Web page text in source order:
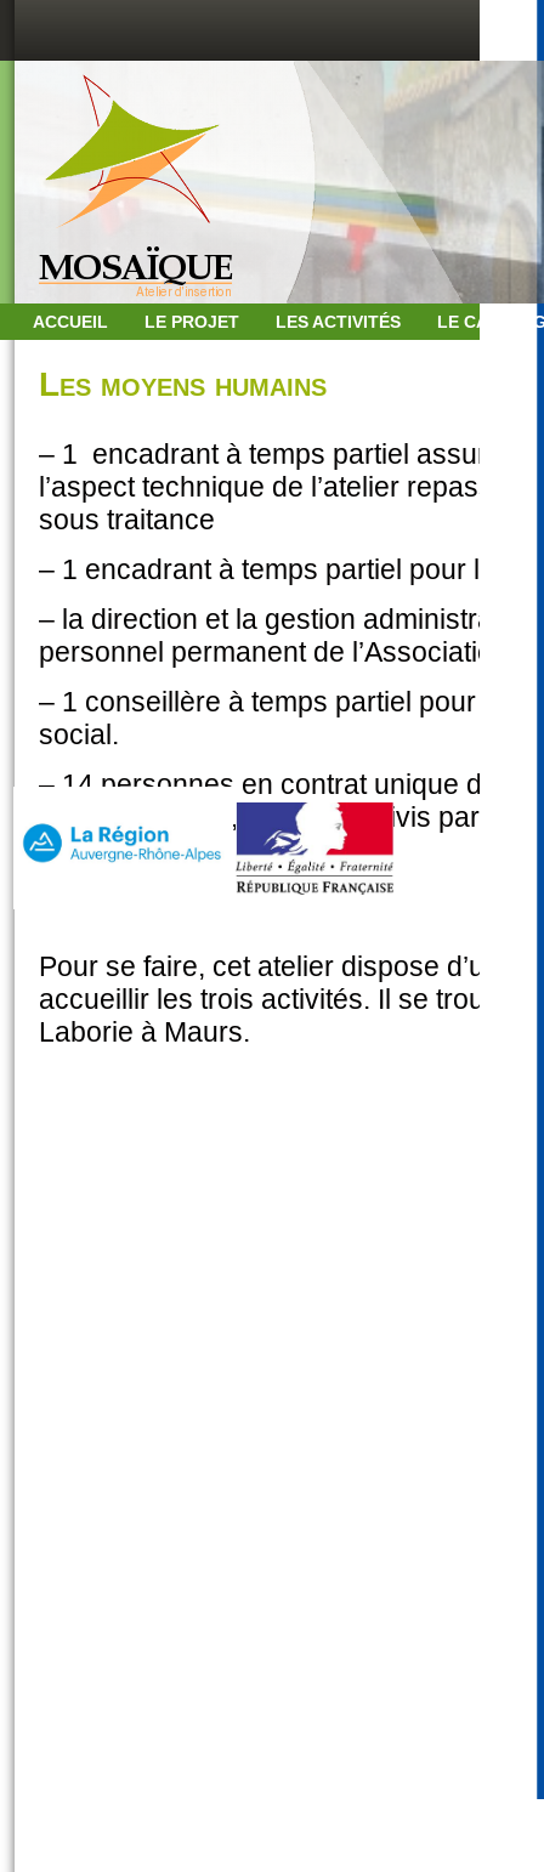
ACCUEIL LE PROJET LES ACTIVITÉS LE
Les moyens humains
– 1 encadrant à temps partiel assurant
l’aspect technique de l’atelier
sous traitance
– 1 encadrant à temps partiel pour
– la direction et la gestion
personnel permanent de l’Association
– 1 conseillère à temps partiel pour
social.
– 14 personnes en contrat unique
du R.S.A. socle, 2 jeunes suivis par la
Pour se faire, cet atelier dispose d’un
accueillir les trois activités. Il se trouve à
Laborie à Maurs.